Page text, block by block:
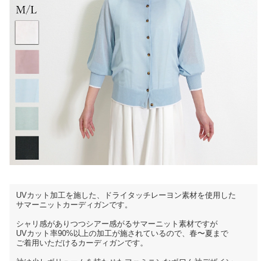
UVカット加工を施した、ドライタッチレーヨン素材を使用した
サマーニットカーディガンです。
シャリ感がありつつシアー感がるサマーニット素材ですが
UVカット率90%以上の加工が施されているので、春〜夏まで
ご着用いただけるカーディガンです。